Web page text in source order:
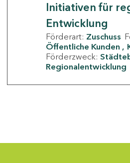
Initiativen für
Entwicklung
Förderart: Zuschuss
Öffentliche Kunden
Förderzweck:
Regionalentwicklung